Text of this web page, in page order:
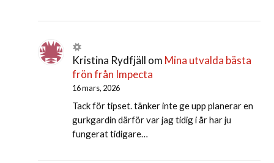
Kristina Rydfjäll om Mina utvalda bästa
frön från Impecta
16 mars, 2026
Tack för tipset. tänker inte ge upp planerar en
gurkgardin därför var jag tidig i år har ju
fungerat tidigare…